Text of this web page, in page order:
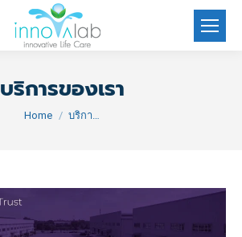
บริการของเรา
You are here:
Home บริกา…